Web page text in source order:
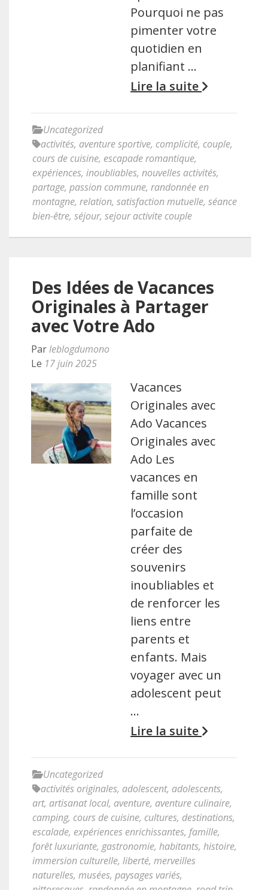
Pourquoi ne pas
pimenter votre
quotidien en
planifiant …
Lire la suite
Uncategorized
activités, aventure sportive, complicité, couple,
cours de cuisine, escapade romantique,
expériences, inoubliables, nouvelles activités,
partage, passion commune, randonnée en
montagne, relation, satisfaction mutuelle, séance
bien-être, séjour, sejour activite couple
Des Idées de Vacances
Originales à Partager
avec Votre Ado
Parleblogdumono
Le 17 juin 2025
Vacances
Originales avec
Ado Vacances
Originales avec
Ado Les
vacances en
famille sont
l’occasion
parfaite de
créer des
souvenirs
inoubliables et
de renforcer les
liens entre
parents et
enfants. Mais
voyager avec un
adolescent peut
…
Lire la suite
Uncategorized
activités originales, adolescent, adolescents,
art, artisanat local, aventure, aventure culinaire,
camping, cours de cuisine, cultures, destinations,
escalade, expériences enrichissantes, famille,
forêt luxuriante, gastronomie, habitants, histoire,
immersion culturelle, liberté, merveilles
naturelles, musées, paysages variés,